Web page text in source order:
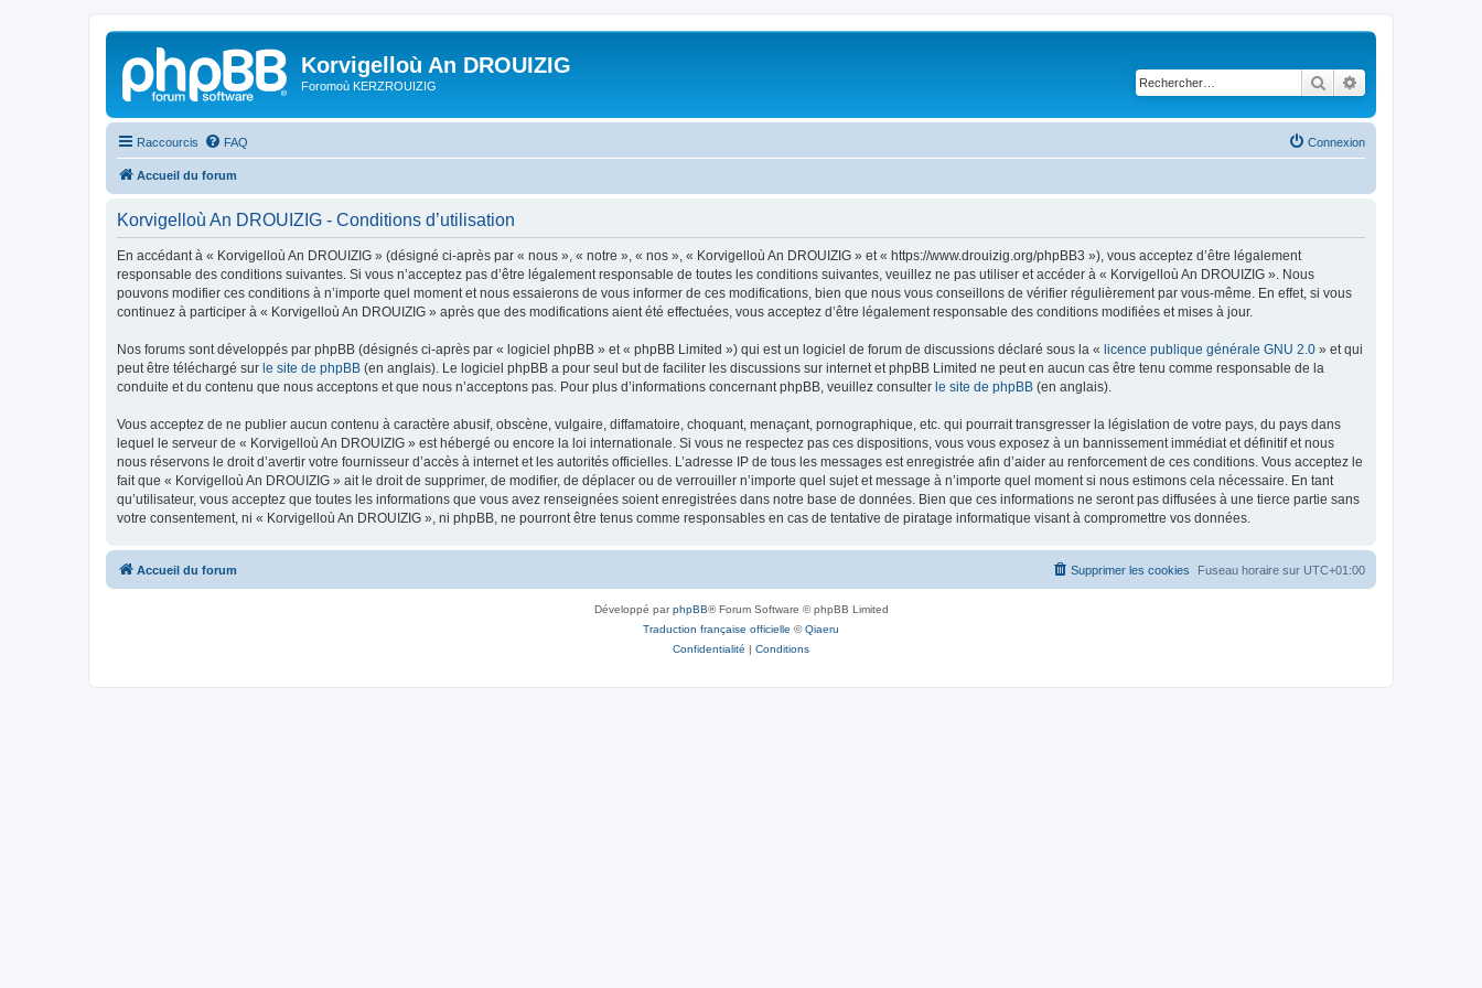
Korvigelloù An DROUIZIG
Foromoù KERZROUIZIG Rechercher
Raccourcis FAQ Connexion
Accueil du forum
Korvigelloù An DROUIZIG - Conditions d’utilisation
En accédant à « Korvigelloù An DROUIZIG » (désigné ci-après par « nous », « notre », « nos », « Korvigelloù An DROUIZIG » et « https://www.drouizig.org/phpBB3 »), vous acceptez d’être légalement
responsable des conditions suivantes. Si vous n’acceptez pas d’être légalement responsable de toutes les conditions suivantes, veuillez ne pas utiliser et accéder à « Korvigelloù An DROUIZIG ». Nous
pouvons modifier ces conditions à n’importe quel moment et nous essaierons de vous informer de ces modifications, bien que nous vous conseillons de vérifier régulièrement par vous-même. En effet, si vous
continuez à participer à « Korvigelloù An DROUIZIG » après que des modifications aient été effectuées, vous acceptez d’être légalement responsable des conditions modifiées et mises à jour.
Nos forums sont développés par phpBB (désignés ci-après par « logiciel phpBB » et « phpBB Limited ») qui est un logiciel de forum de discussions déclaré sous la « licence publique générale GNU 2.0 » et qui
peut être téléchargé sur le site de phpBB (en anglais). Le logiciel phpBB a pour seul but de faciliter les discussions sur internet et phpBB Limited ne peut en aucun cas être tenu comme responsable de la
conduite et du contenu que nous acceptons et que nous n’acceptons pas. Pour plus d’informations concernant phpBB, veuillez consulter le site de phpBB (en anglais).
Vous acceptez de ne publier aucun contenu à caractère abusif, obscène, vulgaire, diffamatoire, choquant, menaçant, pornographique, etc. qui pourrait transgresser la législation de votre pays, du pays dans
lequel le serveur de « Korvigelloù An DROUIZIG » est hébergé ou encore la loi internationale. Si vous ne respectez pas ces dispositions, vous vous exposez à un bannissement immédiat et définitif et nous
nous réservons le droit d’avertir votre fournisseur d’accès à internet et les autorités officielles. L’adresse IP de tous les messages est enregistrée afin d’aider au renforcement de ces conditions. Vous acceptez le
fait que « Korvigelloù An DROUIZIG » ait le droit de supprimer, de modifier, de déplacer ou de verrouiller n’importe quel sujet et message à n’importe quel moment si nous estimons cela nécessaire. En tant
qu’utilisateur, vous acceptez que toutes les informations que vous avez renseignées soient enregistrées dans notre base de données. Bien que ces informations ne seront pas diffusées à une tierce partie sans
votre consentement, ni « Korvigelloù An DROUIZIG », ni phpBB, ne pourront être tenus comme responsables en cas de tentative de piratage informatique visant à compromettre vos données.
Accueil du forum Fuseau horaire sur UTC+01:00
Supprimer les cookies
Développé parphpBB® Forum Software © phpBB Limited
Traduction française officielle ©Qiaeru
Confidentialité | Conditions